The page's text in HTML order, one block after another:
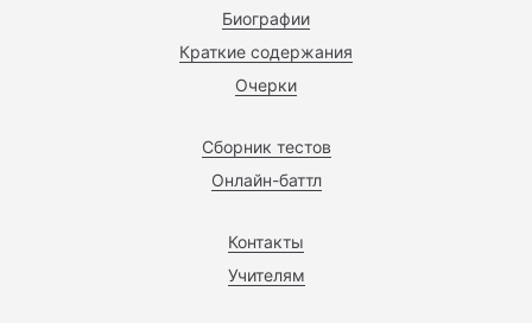
Биографии
Краткие содержания
Очерки
Сборник тестов
Онлайн-баттл
Контакты
Учителям